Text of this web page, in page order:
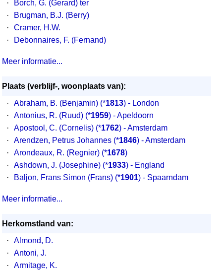
·
Borch, G. (Gerard) ter
·
Brugman, B.J. (Berry)
·
Cramer, H.W.
·
Debonnaires, F. (Fernand)
Meer informatie...
Plaats (verblijf-, woonplaats van):
·
Abraham, B. (Benjamin) (*1813) - London
·
Antonius, R. (Ruud) (*1959) - Apeldoorn
·
Apostool, C. (Cornelis) (*1762) - Amsterdam
·
Arendzen, Petrus Johannes (*1846) - Amsterdam
·
Arondeaux, R. (Regnier) (*1678)
·
Ashdown, J. (Josephine) (*1933) - England
·
Baljon, Frans Simon (Frans) (*1901) - Spaarndam
Meer informatie...
Herkomstland van:
·
Almond, D.
·
Antoni, J.
·
Armitage, K.